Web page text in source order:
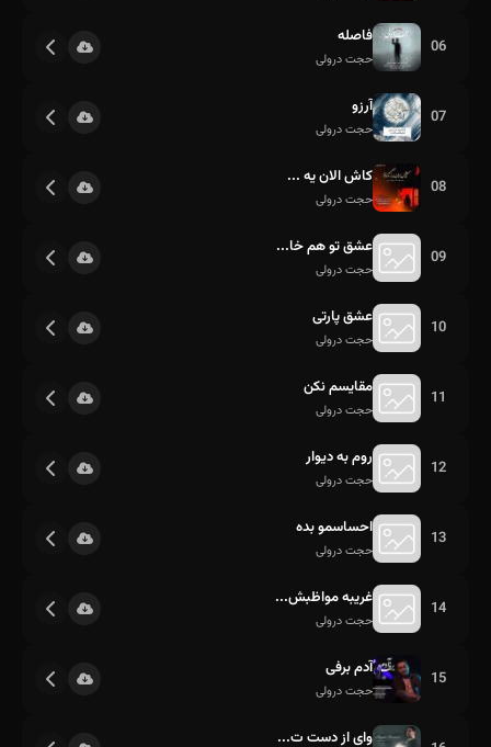
06 فاصله
حجت درولی
07 آرزو
حجت درولی
08 کاش الان یه ...
حجت درولی
09 عشق تو هم خا...
حجت درولی
10 عشق پارتی
حجت درولی
11 مقایسم نکن
حجت درولی
12 روم به دیوار
حجت درولی
13 احساسمو بده
حجت درولی
14 غریبه مواظبش...
حجت درولی
15 آدم برفی
حجت درولی
وای از دست ت...